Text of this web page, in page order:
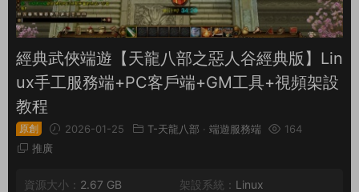
經典武俠端遊【天龍八部之惡人谷經典版】Lin
ux手工服務端+PC客戶端+GM工具+視頻架設
教程
原創 2026-01-25 T-天龍八部 · 端遊服務端
164
推廣
資源大小： 2.67 GB 架設系統： Linux